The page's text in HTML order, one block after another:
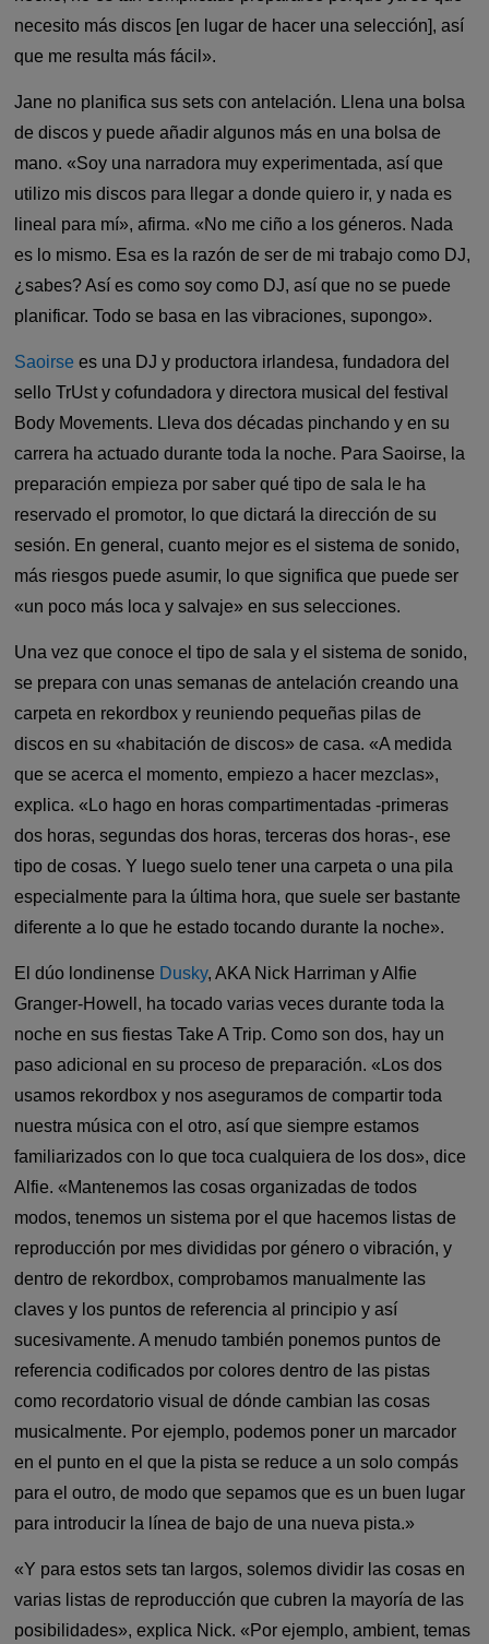
necesito más discos [en lugar de hacer una selección], así
que me resulta más fácil».
Jane no planifica sus sets con antelación. Llena una bolsa
de discos y puede añadir algunos más en una bolsa de
mano. «Soy una narradora muy experimentada, así que
utilizo mis discos para llegar a donde quiero ir, y nada es
lineal para mí», afirma. «No me ciño a los géneros. Nada
es lo mismo. Esa es la razón de ser de mi trabajo como DJ,
¿sabes? Así es como soy como DJ, así que no se puede
planificar. Todo se basa en las vibraciones, supongo».
Saoirse es una DJ y productora irlandesa, fundadora del
sello TrUst y cofundadora y directora musical del festival
Body Movements. Lleva dos décadas pinchando y en su
carrera ha actuado durante toda la noche. Para Saoirse, la
preparación empieza por saber qué tipo de sala le ha
reservado el promotor, lo que dictará la dirección de su
sesión. En general, cuanto mejor es el sistema de sonido,
más riesgos puede asumir, lo que significa que puede ser
«un poco más loca y salvaje» en sus selecciones.
Una vez que conoce el tipo de sala y el sistema de sonido,
se prepara con unas semanas de antelación creando una
carpeta en rekordbox y reuniendo pequeñas pilas de
discos en su «habitación de discos» de casa. «A medida
que se acerca el momento, empiezo a hacer mezclas»,
explica. «Lo hago en horas compartimentadas -primeras
dos horas, segundas dos horas, terceras dos horas-, ese
tipo de cosas. Y luego suelo tener una carpeta o una pila
especialmente para la última hora, que suele ser bastante
diferente a lo que he estado tocando durante la noche».
El dúo londinense Dusky, AKA Nick Harriman y Alfie
Granger-Howell, ha tocado varias veces durante toda la
noche en sus fiestas Take A Trip. Como son dos, hay un
paso adicional en su proceso de preparación. «Los dos
usamos rekordbox y nos aseguramos de compartir toda
nuestra música con el otro, así que siempre estamos
familiarizados con lo que toca cualquiera de los dos», dice
Alfie. «Mantenemos las cosas organizadas de todos
modos, tenemos un sistema por el que hacemos listas de
reproducción por mes divididas por género o vibración, y
dentro de rekordbox, comprobamos manualmente las
claves y los puntos de referencia al principio y así
sucesivamente. A menudo también ponemos puntos de
referencia codificados por colores dentro de las pistas
como recordatorio visual de dónde cambian las cosas
musicalmente. Por ejemplo, podemos poner un marcador
en el punto en el que la pista se reduce a un solo compás
para el outro, de modo que sepamos que es un buen lugar
para introducir la línea de bajo de una nueva pista.»
«Y para estos sets tan largos, solemos dividir las cosas en
varias listas de reproducción que cubren la mayoría de las
posibilidades», explica Nick. «Por ejemplo, ambient, temas